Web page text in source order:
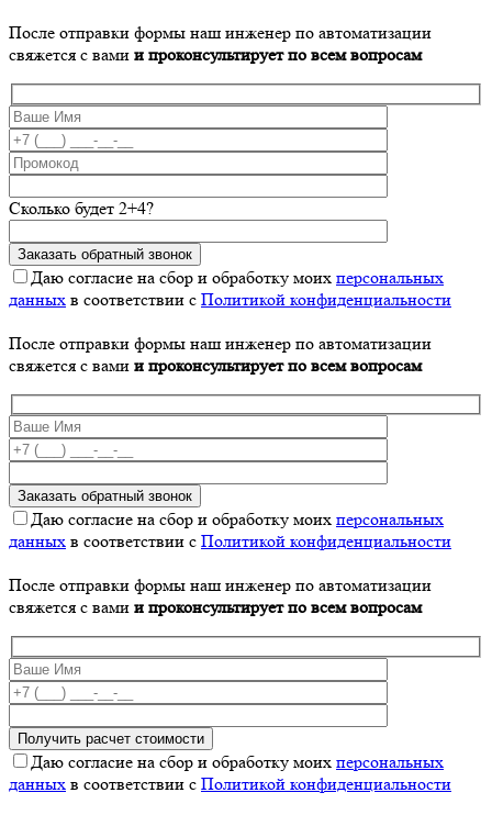
После отправки формы наш инженер по автоматизации
свяжется с вами и проконсультирует по всем вопросам
Сколько будет 2+4?
Даю согласие на сбор и обработку моих персональных
данных в соответствии с Политикой конфиденциальности
После отправки формы наш инженер по автоматизации
свяжется с вами и проконсультирует по всем вопросам
Даю согласие на сбор и обработку моих персональных
данных в соответствии с Политикой конфиденциальности
После отправки формы наш инженер по автоматизации
свяжется с вами и проконсультирует по всем вопросам
Даю согласие на сбор и обработку моих персональных
данных в соответствии с Политикой конфиденциальности